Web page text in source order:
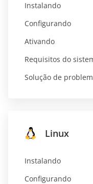
Instalando
Configurando
Ativando
Requisitos do
Solução de
Linux
Instalando
Configurando